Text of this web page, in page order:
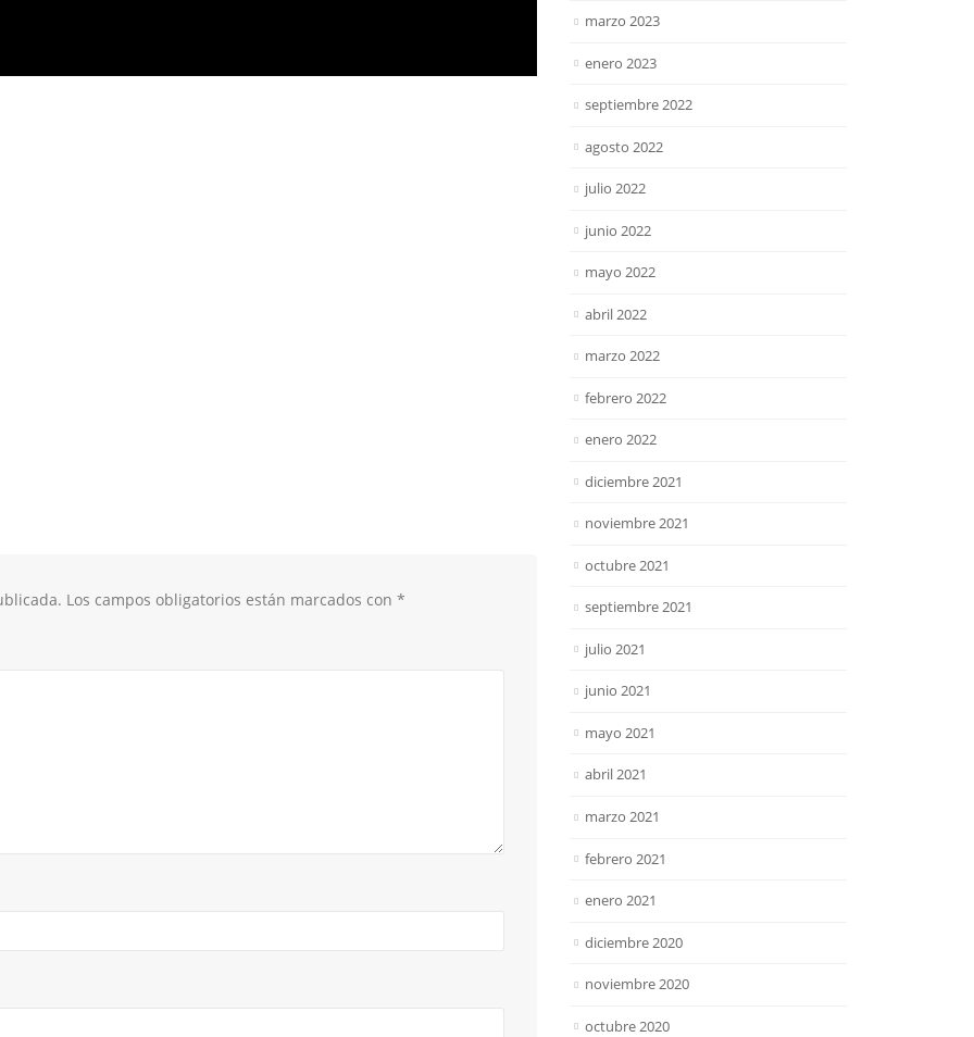
Los campos obligatorios están marcados con *
marzo 2023
enero 2023
septiembre 2022
agosto 2022
julio 2022
junio 2022
mayo 2022
abril 2022
marzo 2022
febrero 2022
enero 2022
diciembre 2021
noviembre 2021
octubre 2021
septiembre 2021
julio 2021
junio 2021
mayo 2021
abril 2021
marzo 2021
febrero 2021
enero 2021
diciembre 2020
noviembre 2020
octubre 2020